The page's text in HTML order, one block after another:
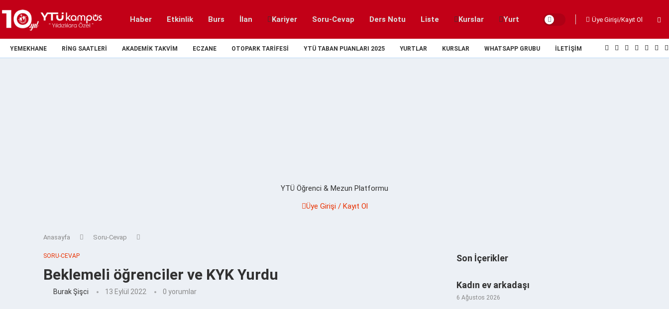
Haber Etkinlik Burs İlan Kariyer Soru-Cevap Ders Notu Liste Kurslar Yurt Üye Girişi/Kayıt Ol
YEMEKHANE RING SAATLERI AKADEMIK TAKVIM ECZANE OTOPARK TARIFESI YTÜ TABAN PUANLARI 2025 YURTLAR KURSLAR WHATSAPP GRUBU İLETIŞIM
YTÜ Öğrenci & Mezun Platformu
Üye Girişi / Kayıt Ol
Anasayfa Soru-Cevap
SORU-CEVAP
Beklemeli öğrenciler ve KYK Yurdu
Burak Şişci 13 Eylül 2022 0 yorumlar
Son İçerikler
Kadın ev arkadaşı
6 Ağustos 2026